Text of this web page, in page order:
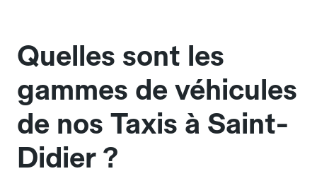
Quelles sont les
gammes de véhicules
de nos Taxis à Saint-
Didier ?